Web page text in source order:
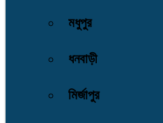
মধুপুর
ধনবাড়ী
মির্জাপুর